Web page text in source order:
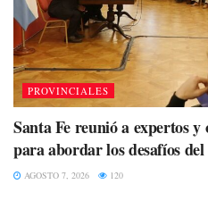
PROVINCIALES
Santa Fe reunió a expertos
para abordar los desafíos
AGOSTO 7, 2026 120